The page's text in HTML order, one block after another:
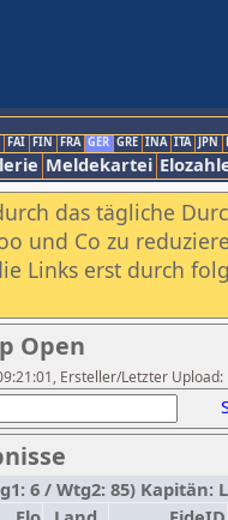
FAI FIN FRA GER GRE INA ITA JPN
Meldekartei
das tägliche
und Co zu
Links erst durch
Open
Ersteller/Letzter Upload:
6 / Wtg2: 85) Kapitän: